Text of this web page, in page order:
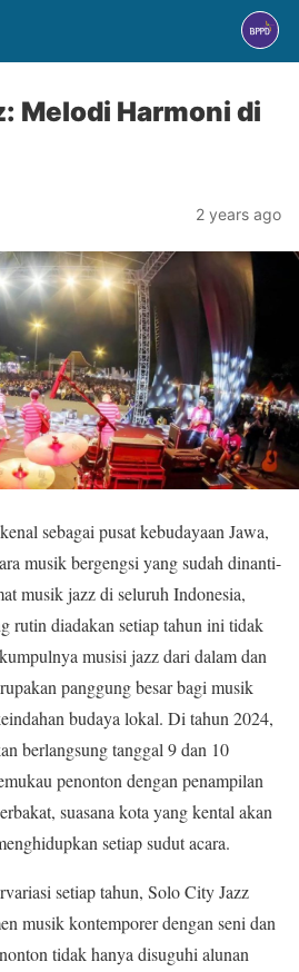
Melodi Harmoni di
2 years ago
sebagai pusat kebudayaan Jawa,
musik bergengsi yang sudah dinanti-
musik jazz di seluruh Indonesia,
rutin diadakan setiap tahun ini tidak
musisi jazz dari dalam dan
panggung besar bagi musik
budaya lokal. Di tahun 2024,
berlangsung tanggal 9 dan 10
penonton dengan penampilan
suasana kota yang kental akan
setiap sudut acara.
setiap tahun, Solo City Jazz
musik kontemporer dengan seni dan
tidak hanya disuguhi alunan